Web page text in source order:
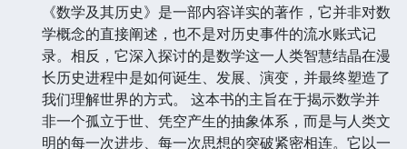
《数学及其历史》是一部内容详实的著作，它并非对数
学概念的直接阐述，也不是对历史事件的流水账式记
录。相反，它深入探讨的是数学这一人类智慧结晶在漫
长历史进程中是如何诞生、发展、演变，并最终塑造了
我们理解世界的方式。 这本书的主旨在于揭示数学并
非一个孤立于世、凭空产生的抽象体系，而是与人类文
明的每一次进步、每一次思想的突破紧密相连。它以一